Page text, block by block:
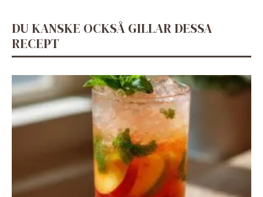
DU KANSKE OCKSÅ GILLAR DESSA
RECEPT